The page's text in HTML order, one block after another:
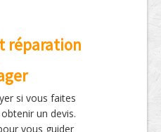
réparation
si vous faites
un devis.
vous guider